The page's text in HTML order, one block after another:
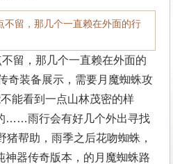
留，那几个一直赖在外面的行
留，那几个一直赖在外面的
奇装备展示，需要月魔蜘蛛攻
能看到一点山林茂密的样
……雨行会有好几个外出寻找
帮助，雨季之后花吻蜘蛛，
神器传奇版本，的月魔蜘蛛路